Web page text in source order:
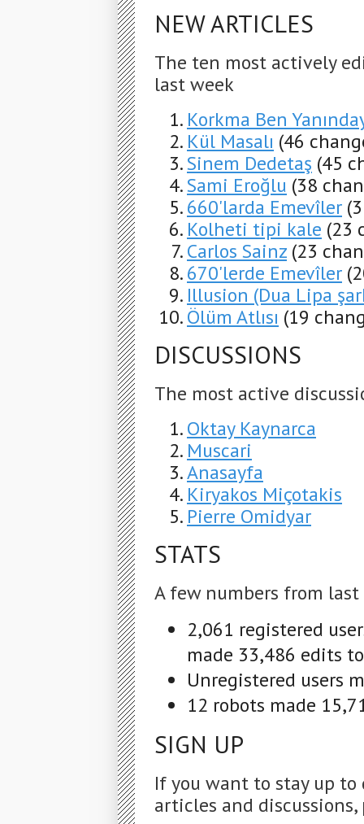
NEW ARTICLES
The ten most actively
last week
Korkma Ben
Kül Masalı (46
Sinem Dedetaş (45
Sami Eroğlu (38
660'larda Emevîler
Kolheti tipi kale (23
Carlos Sainz (23
670'lerde Emevîler
Illusion (Dua Lipa
Ölüm Atlısı (19
DISCUSSIONS
The most active
Oktay Kaynarca
Muscari
Anasayfa
Kiryakos Miçotakis
Pierre Omidyar
STATS
A few numbers from last
2,061 registered
made 33,486 edits
Unregistered users
12 robots made
SIGN UP
If you want to stay up
articles and